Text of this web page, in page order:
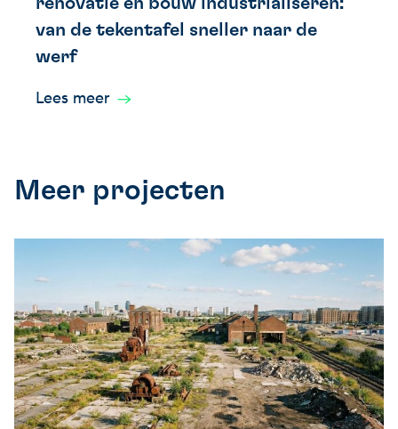
van de tekentafel sneller naar de
werf
Lees meer
Meer projecten